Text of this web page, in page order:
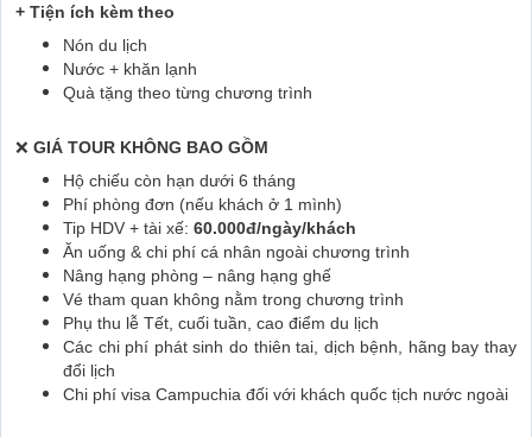
+ Tiện ích kèm theo
Nón du lịch
Nước + khăn lạnh
Quà tặng theo từng chương trình
❌ GIÁ TOUR KHÔNG BAO GỒM
Hộ chiếu còn hạn dưới 6 tháng
Phí phòng đơn (nếu khách ở 1 mình)
Tip HDV + tài xế: 60.000đ/ngày/khách
Ăn uống & chi phí cá nhân ngoài chương trình
Nâng hạng phòng – nâng hạng ghế
Vé tham quan không nằm trong chương trình
Phụ thu lễ Tết, cuối tuần, cao điểm du lịch
Các chi phí phát sinh do thiên tai, dịch bệnh, hãng bay thay
đổi lịch
Chi phí visa Campuchia đối với khách quốc tịch nước ngoài